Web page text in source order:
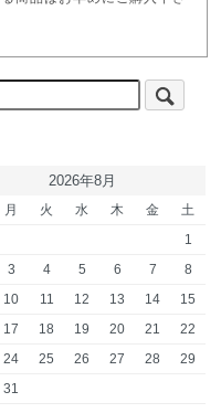
2026年8月
月 火 水 木 金
土
1
3 4 5 6 7
8
10 11 12 13 14
15
17 18 19 20 21
22
24 25 26 27 28
29
31